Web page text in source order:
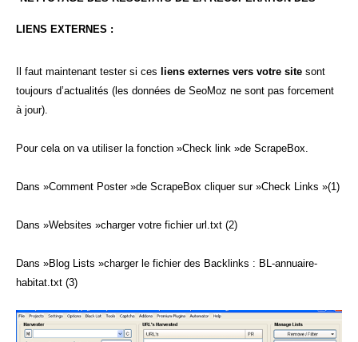
LIENS EXTERNES :
Il faut maintenant tester si ces liens externes vers votre site sont
toujours d’actualités (les données de SeoMoz ne sont pas forcement
à jour).
Pour cela on va utiliser la fonction »Check link »de ScrapeBox.
Dans »Comment Poster »de ScrapeBox cliquer sur »Check Links »(1)
Dans »Websites »charger votre fichier url.txt (2)
Dans »Blog Lists »charger le fichier des Backlinks : BL-annuaire-
habitat.txt (3)